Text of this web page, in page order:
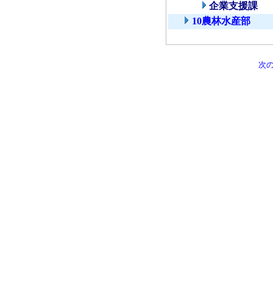
企業支援課
10農林水産部
次